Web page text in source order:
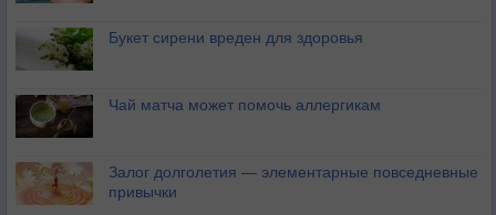
Букет сирени вреден для здоровья
Чай матча может помочь аллергикам
Залог долголетия — элементарные повседневные
привычки